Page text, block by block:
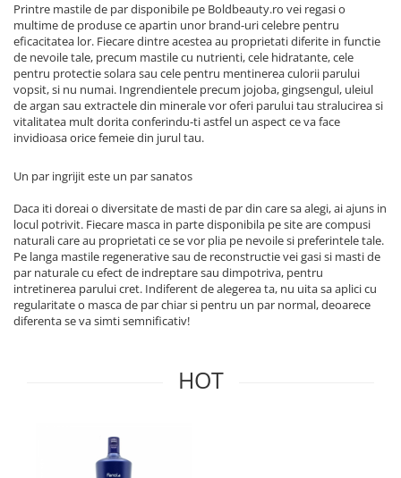
Printre mastile de par disponibile pe Boldbeauty.ro vei regasi o
multime de produse ce apartin unor brand-uri celebre pentru
eficacitatea lor. Fiecare dintre acestea au proprietati diferite in functie
de nevoile tale, precum mastile cu nutrienti, cele hidratante, cele
pentru protectie solara sau cele pentru mentinerea culorii parului
vopsit, si nu numai. Ingrendientele precum jojoba, gingsengul, uleiul
de argan sau extractele din minerale vor oferi parului tau stralucirea si
vitalitatea mult dorita conferindu-ti astfel un aspect ce va face
invidioasa orice femeie din jurul tau.
Un par ingrijit este un par sanatos
Daca iti doreai o diversitate de masti de par din care sa alegi, ai ajuns in
locul potrivit. Fiecare masca in parte disponibila pe site are compusi
naturali care au proprietati ce se vor plia pe nevoile si preferintele tale.
Pe langa mastile regenerative sau de reconstructie vei gasi si masti de
par naturale cu efect de indreptare sau dimpotriva, pentru
intretinerea parului cret. Indiferent de alegerea ta, nu uita sa aplici cu
regularitate o masca de par chiar si pentru un par normal, deoarece
diferenta se va simti semnificativ!
HOT